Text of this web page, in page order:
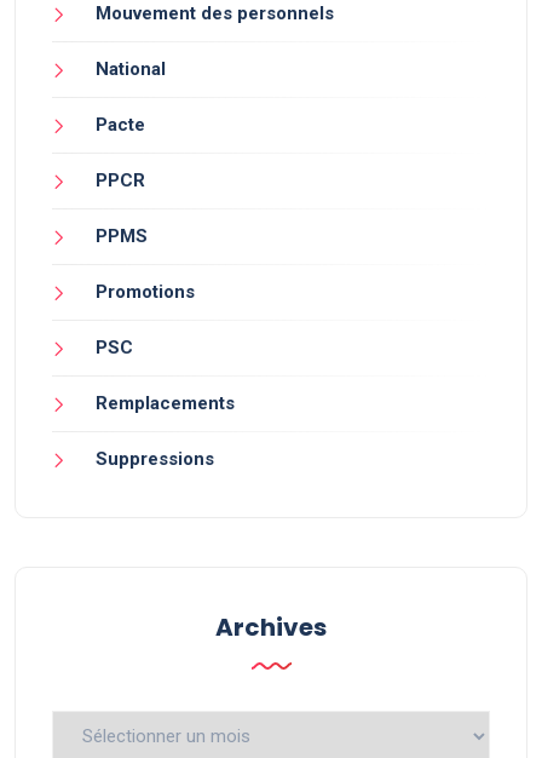
Mouvement des personnels
National
Pacte
PPCR
PPMS
Promotions
PSC
Remplacements
Suppressions
Archives
Archives